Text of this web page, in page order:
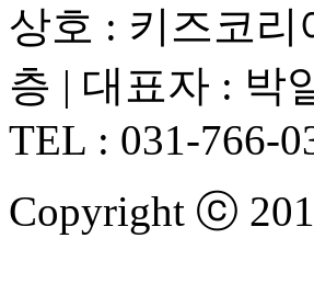
상호 : 키즈코리
층 | 대표자 : 박
TEL : 031-766-
Copyright ⓒ